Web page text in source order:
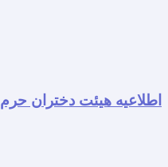
اطلاعیه هیئت دختران